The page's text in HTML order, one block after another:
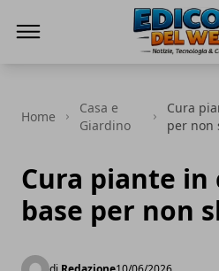
Home
Casa e
Giardino
Cura
per non
Cura piante in
base per non